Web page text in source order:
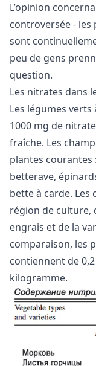
L’opinion
controversée -
sont
peu de gens
question.
Les nitrates dans
Les légumes
1000 mg de
fraîche. Les
plantes courantes
betterave,
bette à carde.
région de culture,
engrais et de la
comparaison, les
contiennent de
kilogramme.